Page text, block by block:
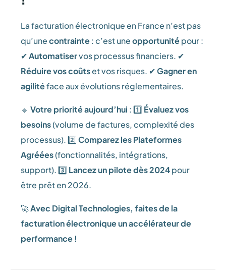
La facturation électronique en France n’est pas
qu’unecontrainte: c’est uneopportunitépour :
✔Automatiservos processus financiers. ✔
Réduire vos coûtset vos risques. ✔Gagner en
agilitéface aux évolutions réglementaires.
🔹Votre priorité aujourd’hui : 1️⃣ Évaluez vos
besoins(volume de factures, complexité des
processus). 2️⃣Comparez les Plateformes
Agréées(fonctionnalités, intégrations,
support). 3️⃣ Lancez un pilote dès 2024pour
être prêt en 2026.
🚀Avec Digital Technologies, faites de la
facturation électronique un accélérateur de
performance !